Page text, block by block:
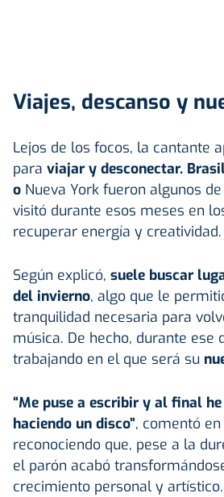
Viajes, descanso y
Lejos de los focos, la cantante
para viajar y desconectar.
o Nueva York fueron algunos
visitó durante esos meses en
recuperar energía y creatividad.
Según explicó, suele buscar
del invierno, algo que le
tranquilidad necesaria para
música. De hecho, durante ese
trabajando en el que será su
“Me puse a escribir y al final
haciendo un disco”, comentó
reconociendo que, pese a la
el parón acabó
crecimiento personal y artístico.